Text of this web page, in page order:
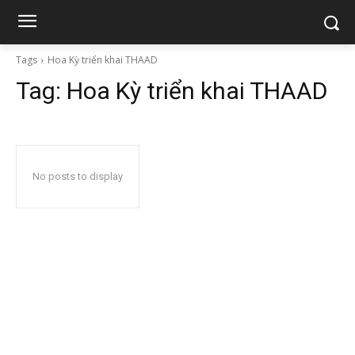
Tags Hoa Kỳ triển khai THAAD
Tag: Hoa Kỳ triển khai THAAD
No posts to display